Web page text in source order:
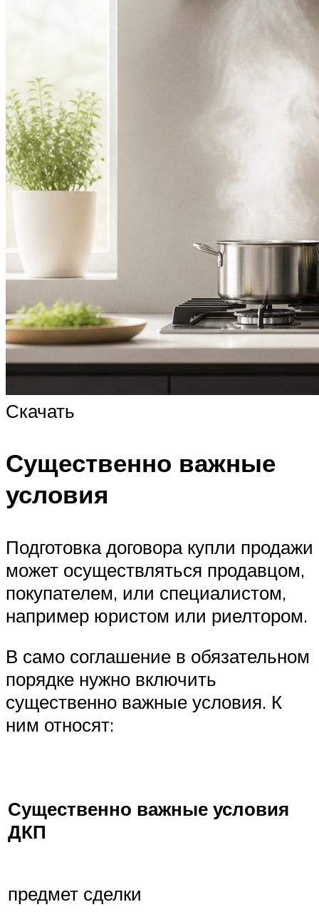
Скачать
Существенно важные
условия
Подготовка договора купли продажи
может осуществляться продавцом,
покупателем, или специалистом,
например юристом или риелтором.
В само соглашение в обязательном
порядке нужно включить
существенно важные условия. К
ним относят:
Существенно важные условия
ДКП
предмет сделки